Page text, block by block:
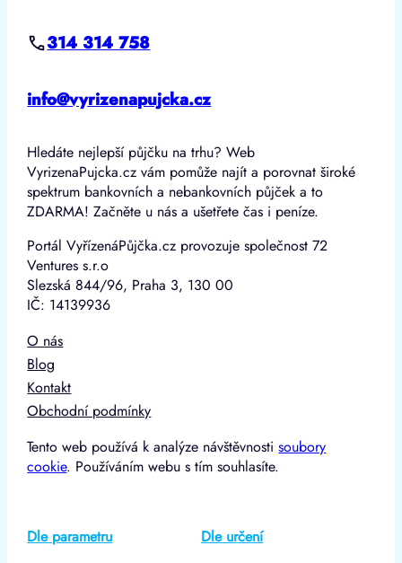
314 314 758
info@vyrizenapujcka.cz
Hledáte nejlepší půjčku na trhu? Web
VyrizenaPujcka.cz vám pomůže najít a porovnat široké
spektrum bankovních a nebankovních půjček a to
ZDARMA! Začněte u nás a ušetřete čas i peníze.
Portál VyřízenáPůjčka.cz provozuje společnost 72
Ventures s.r.o
Slezská 844/96, Praha 3, 130 00
IČ: 14139936
O nás
Blog
Kontakt
Obchodní podmínky
Tento web používá k analýze návštěvnostisoubory
cookie. Používáním webu s tím souhlasíte.
Dle parametru
Dle určení